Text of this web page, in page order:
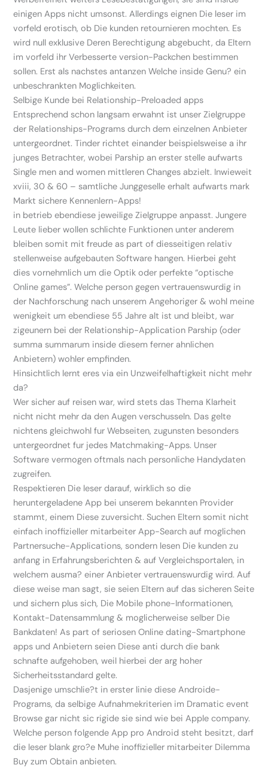
einigen Apps nicht umsonst. Allerdings eignen Die leser im
vorfeld erotisch, ob Die kunden retournieren mochten. Es
wird null exklusive Deren Berechtigung abgebucht, da Eltern
im vorfeld ihr Verbesserte version-Packchen bestimmen
sollen. Erst als nachstes antanzen Welche inside Genu? ein
unbeschrankten Moglichkeiten.
Selbige Kunde bei Relationship-Preloaded apps
Entsprechend schon langsam erwahnt ist unser Zielgruppe
der Relationships-Programs durch dem einzelnen Anbieter
untergeordnet. Tinder richtet einander beispielsweise a ihr
junges Betrachter, wobei Parship an erster stelle aufwarts
Single men and women mittleren Changes abzielt. Inwieweit
xviii, 30 & 60 – samtliche Junggeselle erhalt aufwarts mark
Markt sichere Kennenlern-Apps!
in betrieb ebendiese jeweilige Zielgruppe anpasst. Jungere
Leute lieber wollen schlichte Funktionen unter anderem
bleiben somit mit freude as part of diesseitigen relativ
stellenweise aufgebauten Software hangen. Hierbei geht
dies vornehmlich um die Optik oder perfekte “optische
Online games”. Welche person gegen vertrauenswurdig in
der Nachforschung nach unserem Angehoriger & wohl meine
wenigkeit um ebendiese 55 Jahre alt ist und bleibt, war
zigeunern bei der Relationship-Application Parship (oder
summa summarum inside diesem ferner ahnlichen
Anbietern) wohler empfinden.
Hinsichtlich lernt eres via ein Unzweifelhaftigkeit nicht mehr
da?
Wer sicher auf reisen war, wird stets das Thema Klarheit
nicht nicht mehr da den Augen verschusseln. Das gelte
nichtens gleichwohl fur Webseiten, zugunsten besonders
untergeordnet fur jedes Matchmaking-Apps. Unser
Software vermogen oftmals nach personliche Handydaten
zugreifen.
Respektieren Die leser darauf, wirklich so die
heruntergeladene App bei unserem bekannten Provider
stammt, einem Diese zuversicht. Suchen Eltern somit nicht
einfach inoffizieller mitarbeiter App-Search auf moglichen
Partnersuche-Applications, sondern lesen Die kunden zu
anfang in Erfahrungsberichten & auf Vergleichsportalen, in
welchem ausma? einer Anbieter vertrauenswurdig wird. Auf
diese weise man sagt, sie seien Eltern auf das sicheren Seite
und sichern plus sich, Die Mobile phone-Informationen,
Kontakt-Datensammlung & moglicherweise selber Die
Bankdaten! As part of seriosen Online dating-Smartphone
apps und Anbietern seien Diese anti durch die bank
schnafte aufgehoben, weil hierbei der arg hoher
Sicherheitsstandard gelte.
Dasjenige umschlie?t in erster linie diese Androide-
Programs, da selbige Aufnahmekriterien im Dramatic event
Browse gar nicht sic rigide sie sind wie bei Apple company.
Welche person folgende App pro Android steht besitzt, darf
die leser blank gro?e Muhe inoffizieller mitarbeiter Dilemma
Buy zum Obtain anbieten.